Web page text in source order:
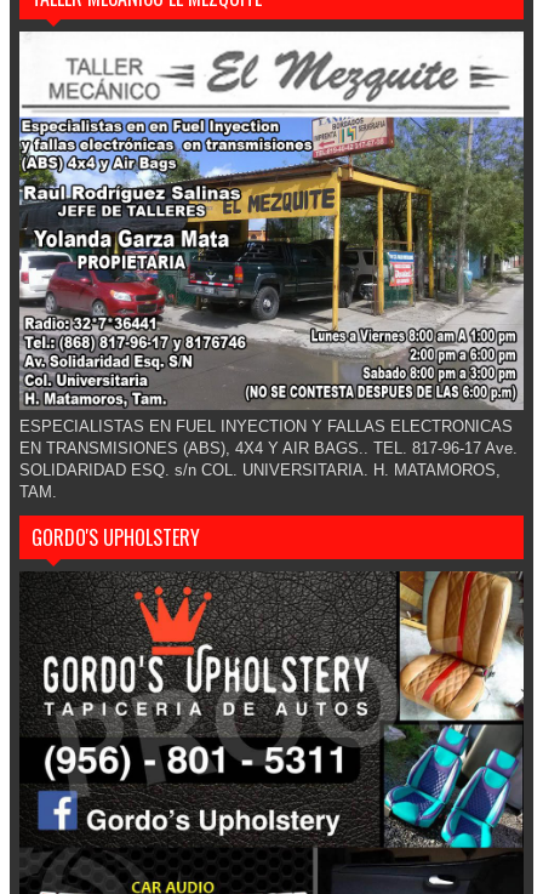
ESPECIALISTAS EN FUEL INYECTION Y FALLAS ELECTRONICAS
EN TRANSMISIONES (ABS), 4X4 Y AIR BAGS.. TEL. 817-96-17 Ave.
SOLIDARIDAD ESQ. s/n COL. UNIVERSITARIA. H. MATAMOROS,
TAM.
GORDO'S UPHOLSTERY